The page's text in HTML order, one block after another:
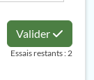
Valider
Essais restants : 2